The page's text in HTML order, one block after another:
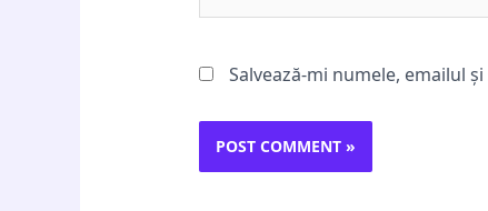
Salvează-mi numele, emailul